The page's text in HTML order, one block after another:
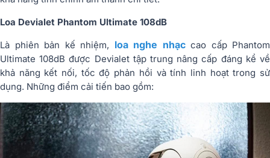
Loa Devialet Phantom Ultimate 108dB
Là phiên bản kế nhiệm, loa nghe nhạccao cấp Phantom
Ultimate 108dB được Devialet tập trung nâng cấp đáng kể về
khả năng kết nối, tốc độ phản hồi và tính linh hoạt trong sử
dụng. Những điểm cải tiến bao gồm: